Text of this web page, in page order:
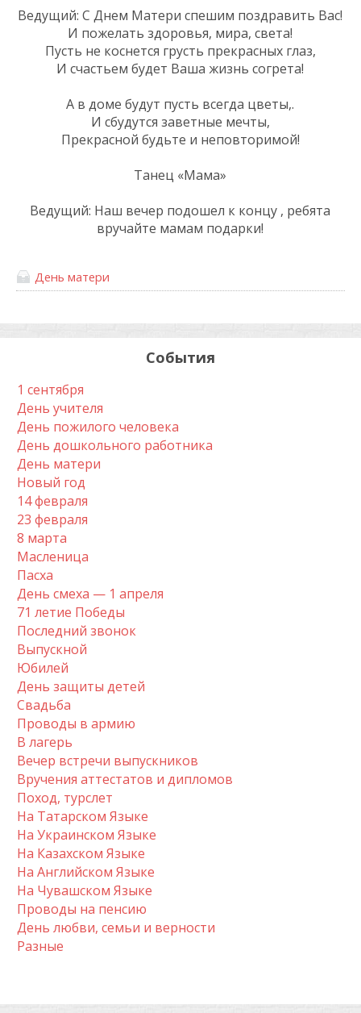
Ведущий: С Днем Матери спешим поздравить Вас!
И пожелать здоровья, мира, света!
Пусть не коснется грусть прекрасных глаз,
И счастьем будет Ваша жизнь согрета!
А в доме будут пусть всегда цветы,.
И сбудутся заветные мечты,
Прекрасной будьте и неповторимой!
Танец «Мама»
Ведущий: Наш вечер подошел к концу , ребята
вручайте мамам подарки!
День матери
События
1 сентября
День учителя
День пожилого человека
День дошкольного работника
День матери
Новый год
14 февраля
23 февраля
8 марта
Масленица
Пасха
День смеха — 1 апреля
71 летие Победы
Последний звонок
Выпускной
Юбилей
День защиты детей
Свадьба
Проводы в армию
В лагерь
Вечер встречи выпускников
Вручения аттестатов и дипломов
Поход, турслет
На Татарском Языке
На Украинском Языке
На Казахском Языке
На Английском Языке
На Чувашском Языке
Проводы на пенсию
День любви, семьи и верности
Разные